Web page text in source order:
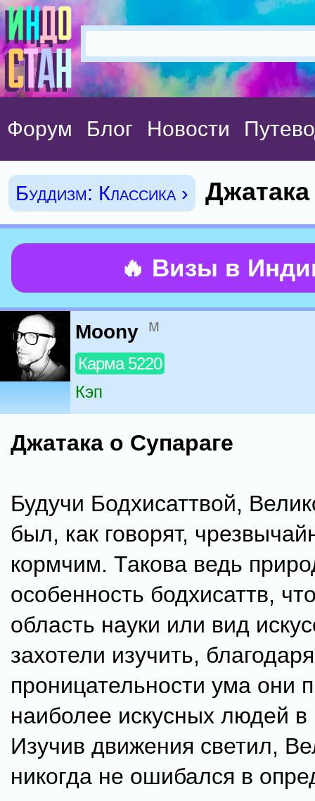
Форум Блог Новости
Буддизм: Классика ›
🔥 Визы в
Moony м
Карма 5220
Кэп
Джатака о Супараге
Будучи Бодхисаттвой,
был, как говорят,
кормчим. Такова ведь
особенность бодхисаттв,
область науки или вид
захотели изучить,
проницательности ума они
наиболее искусных людей
Изучив движения светил,
никогда не ошибался в